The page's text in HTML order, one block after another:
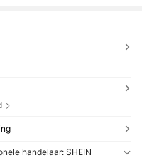
handelaar: SHEIN